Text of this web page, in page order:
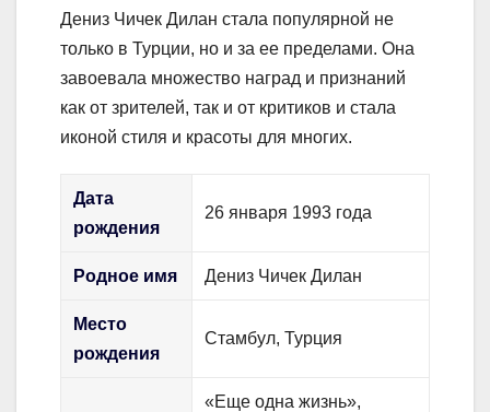
Дениз Чичек Дилан стала популярной не
только в Турции, но и за ее пределами. Она
завоевала множество наград и признаний
как от зрителей, так и от критиков и стала
иконой стиля и красоты для многих.
Дата
рождения
26 января 1993 года
Родное имя Дениз Чичек Дилан
Место
рождения
Стамбул, Турция
«Еще одна жизнь»,